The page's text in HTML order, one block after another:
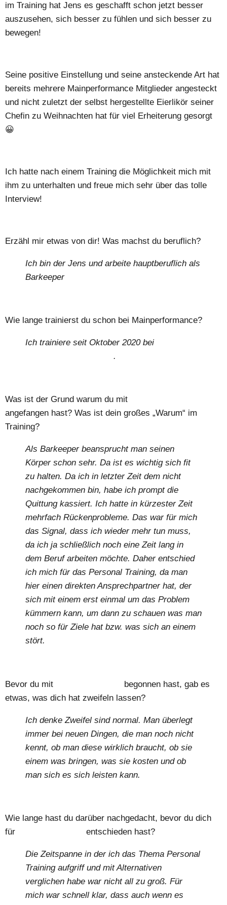
im Training hat Jens es geschafft schon jetzt besser
auszusehen, sich besser zu fühlen und sich besser zu
bewegen!
Seine positive Einstellung und seine ansteckende Art hat
bereits mehrere Mainperformance Mitglieder angesteckt
und nicht zuletzt der selbst hergestellte Eierlikör seiner
Chefin zu Weihnachten hat für viel Erheiterung gesorgt
😀
Ich hatte nach einem Training die Möglichkeit mich mit
ihm zu unterhalten und freue mich sehr über das tolle
Interview!
Erzähl mir etwas von dir! Was machst du beruflich?
Ich bin der Jens und arbeite hauptberuflich als
Barkeeper
Wie lange trainierst du schon bei Mainperformance?
Ich trainiere seit Oktober 2020 bei
.
Was ist der Grund warum du mit
angefangen hast? Was ist dein großes „Warum“ im
Training?
Als Barkeeper beansprucht man seinen
Körper schon sehr. Da ist es wichtig sich fit
zu halten. Da ich in letzter Zeit dem nicht
nachgekommen bin, habe ich prompt die
Quittung kassiert. Ich hatte in kürzester Zeit
mehrfach Rückenprobleme. Das war für mich
das Signal, dass ich wieder mehr tun muss,
da ich ja schließlich noch eine Zeit lang in
dem Beruf arbeiten möchte. Daher entschied
ich mich für das Personal Training, da man
hier einen direkten Ansprechpartner hat, der
sich mit einem erst einmal um das Problem
kümmern kann, um dann zu schauen was man
noch so für Ziele hat bzw. was sich an einem
stört.
Bevor du mit
begonnen hast, gab es
etwas, was dich hat zweifeln lassen?
Ich denke Zweifel sind normal. Man überlegt
immer bei neuen Dingen, die man noch nicht
kennt, ob man diese wirklich braucht, ob sie
einem was bringen, was sie kosten und ob
man sich es sich leisten kann.
Wie lange hast du darüber nachgedacht, bevor du dich
für
entschieden hast?
Die Zeitspanne in der ich das Thema Personal
Training aufgriff und mit Alternativen
verglichen habe war nicht all zu groß. Für
mich war schnell klar, dass auch wenn es